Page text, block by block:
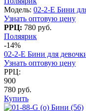
Модель: 02-2-E Бини
Узнать оптовую цену
РРЦ: 780 руб.
Поляярик
-14%
02-2-E Бини для
Узнать оптовую цену
РРЦ:
900
780 руб.
Купить